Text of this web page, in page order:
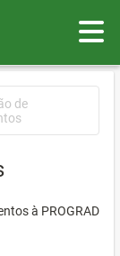
de
à PROGRAD